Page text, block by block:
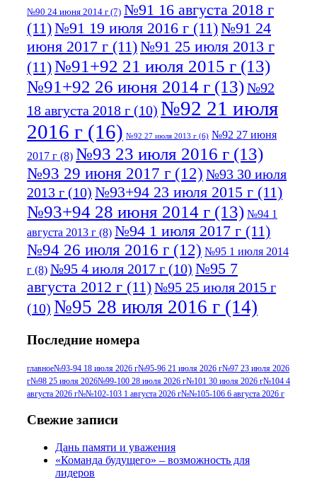
№90 24 июня 2014 г (7) №91 16 августа 2018 г
(11)№91 19 июля 2016 г (11)№91 24
июня 2017 г (11)№91 25 июля 2013 г
(11)№91+92 21 июля 2015 г (13)
№91+92 26 июня 2014 г (13)№92
18 августа 2018 г (10) №92 21 июля
2016 г (16) №92 27 июля 2013 г (6) №92 27 июня
2017 г (8) №93 23 июля 2016 г (13)
№93 29 июня 2017 г (12) №93 30 июля
2013 г (10) №93+94 23 июля 2015 г (11)
№93+94 28 июня 2014 г (13) №94 1
августа 2013 г (8) №94 1 июля 2017 г (11)
№94 26 июля 2016 г (12) №95 1 июля 2014
г (8) №95 4 июля 2017 г (10) №95 7
августа 2012 г (11)№95 25 июля 2015 г
(10) №95 28 июля 2016 г (14)
июля 2017 г(11)№96 9 августа 2012
г(13) №96 28 июля 2015 г(9) №96+97 3
июля 2014 г(10)№96+97 30 июля
июля 2017 г
2012 г(15)№97 30 июля 2015 г
Последние номера
главное№93-94 18 июля 2026 г№95-96 21 июля 2026 г№97 23 июля 2026
г№98 25 июля 2026№99-100 28 июля 2026 г№101 30 июля 2026 г№104 4
августа 2026 г№№102-103 1 августа 2026 г№№105-106 6 августа 2026 г
Свежие записи
Дань памяти и уважения
«Команда будущего» – возможность для
лидеров